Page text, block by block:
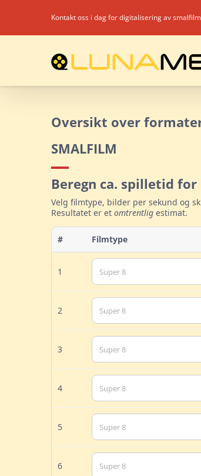
Kontakt oss i dag for digitalisering av
Oversikt over
SMALFILM
Beregn ca. spilletid
Velg filmtype, bilder per sekund og
Resultatet er et omtrentlig estimat.
# Filmtype
1
2
3
4
5
6